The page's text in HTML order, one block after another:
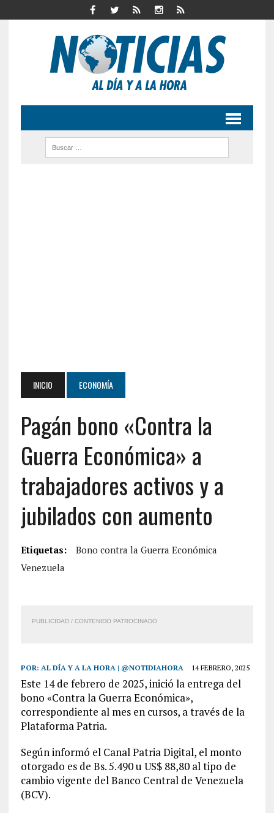
INICIO ECONOMÍA
Pagán bono «Contra la
Guerra Económica» a
trabajadores activos y a
jubilados con aumento
Etiquetas:
Bono contra la Guerra Económica
Venezuela
PUBLICIDAD / CONTENIDO PATROCINADO
POR: AL DÍA Y A LA HORA | @NOTIDIAHORA 14 FEBRERO, 2025
Este 14 de febrero de 2025, inició la entrega del
bono «Contra la Guerra Económica»,
correspondiente al mes en cursos, a través de la
Plataforma Patria.
Según informó el Canal Patria Digital, el monto
otorgado es de Bs. 5.490 u US$ 88,80 al tipo de
cambio vigente del Banco Central de Venezuela
(BCV).